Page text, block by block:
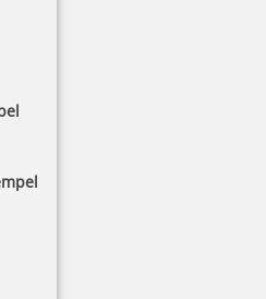
2910 P09 70x38 mm
€